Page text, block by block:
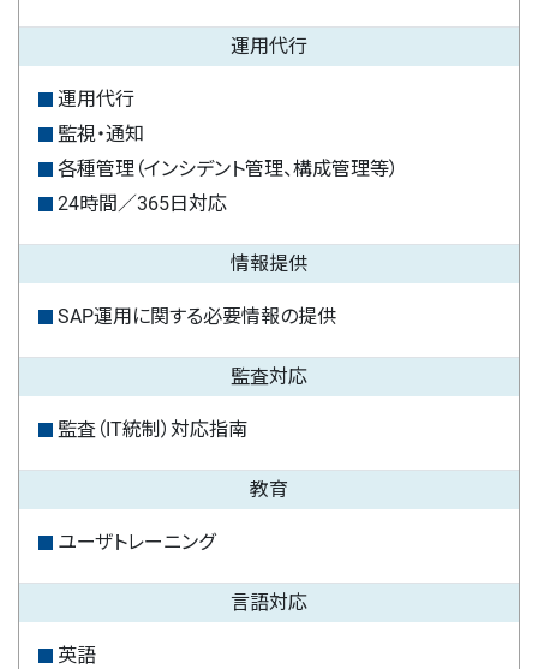
運用代行
運用代行
監視・通知
各種管理（インシデント管理、構成管理等）
24時間／365日対応
情報提供
SAP運用に関する必要情報の提供
監査対応
監査（IT統制）対応指南
教育
ユーザトレーニング
言語対応
英語